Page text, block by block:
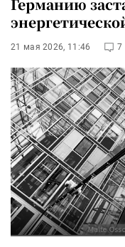
Германию
21 мая 2026, 11:46 7